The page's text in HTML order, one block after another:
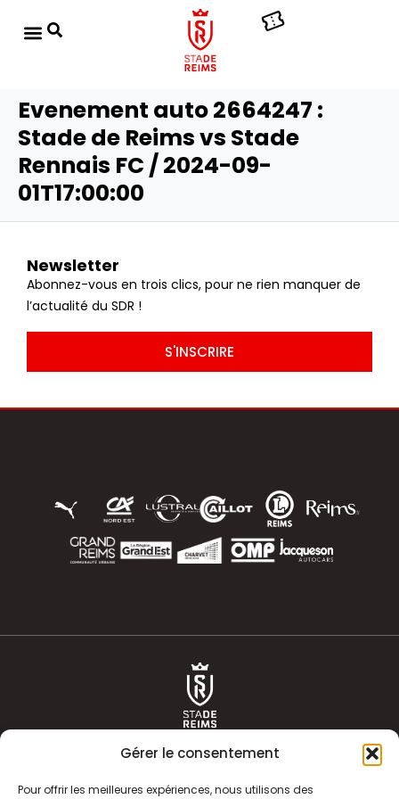
Gérer le consentement
Pour offrir les meilleures expériences, nous utilisons des
Evenement auto 2664247 :
Stade de Reims vs Stade
Rennais FC / 2024-09-
01T17:00:00
Newsletter
Abonnez-vous en trois clics, pour ne rien manquer de
l’actualité du SDR !
S'INSCRIRE